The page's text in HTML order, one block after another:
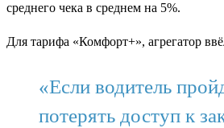
среднего чека в среднем на 5%.
Для тарифа «Комфорт+», агрегатор
«Если водитель
потерять доступ к